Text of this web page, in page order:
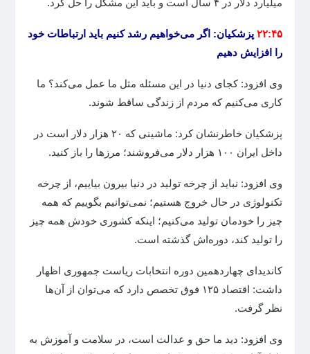
میلیارد دلار در ۴ سال است و باید این مشکل را حل کرد.
۲۲:۴۵ پزشکیان: اگر می‌خواهیم رشد کنیم باید ارتباطات خود
را افزایش دهیم
وی افزود: کجای دنیا در این مسئله مثل ما عمل می‌کند؟ ما
کاری می‌کنیم که مردم از زندگی ساقط شوند.
پزشکیان خاطرنشان کرد: ماشینی که ۲۰ هزار دلار است در
داخل ایران ۱۰۰ هزار دلار می‌فروشند؛ مرزها را باز کنید.
وی افزود: نباید از چرخه تولید در دنیا بیرون بیاییم، از چرخه
تکنولوژی در حال خروج هستیم؛ نمی‌توانیم بگوییم که همه
چیز را خودمان تولید می‌کنیم؛ اینکه کشوری خودش همه چیز
را تولید کند، دوره‌اش گذشته است.
کاندیدای چهاردهمین دوره انتخابات ریاست جمهوری اظهار
داشت: اقتصاد ۱۲۵ فوق تخصص دارد که می‌توان از آن‌ها
نظر گرفت.
وی افزود: دید ما حق و عدالت است، در سلامت و آموزش به